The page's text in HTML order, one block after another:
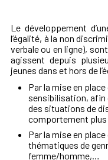
Le développement
l’égalité, à la non
verbale ou en ligne),
agissent depuis
jeunes dans et hors de
Par la mise en
sensibilisation, afin
des situations de
comportement
Par la mise en
thématiques de
femme/homme,…